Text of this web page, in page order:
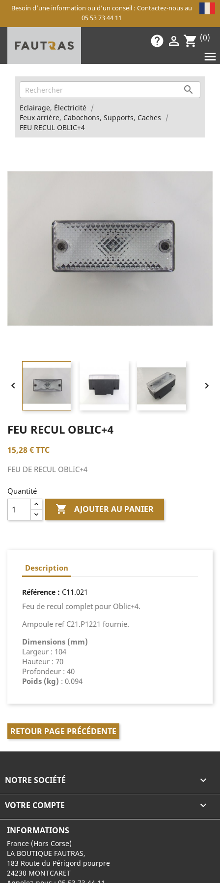
Besoin d’une information ou d’un conseil : Contactez-nous au
05 53 73 44 11
help  shopping_cart (0)


Eclairage, Électricité
Feux arrière, Cabochons, Supports, Caches
FEU RECUL OBLIC+4
 
FEU RECUL OBLIC+4
15,28 €TTC
FEU DE RECUL OBLIC+4
Quantité
 AJOUTER AU PANIER
Description
Référence : C11.021
Feu de recul complet pour Oblic+4.
Ampoule ref C21.P1221 fournie.
Dimensions (mm)
Largeur : 104
Hauteur : 70
Profondeur : 40
Poids (kg) : 0.094
RETOUR PAGE PRÉCÉDENTE
NOTRE SOCIÉTÉ 
VOTRE COMPTE 
INFORMATIONS
France (Hors Corse)
LA BOUTIQUE FAUTRAS,
183 Route du Périgord pourpre
24230 MONTCARET